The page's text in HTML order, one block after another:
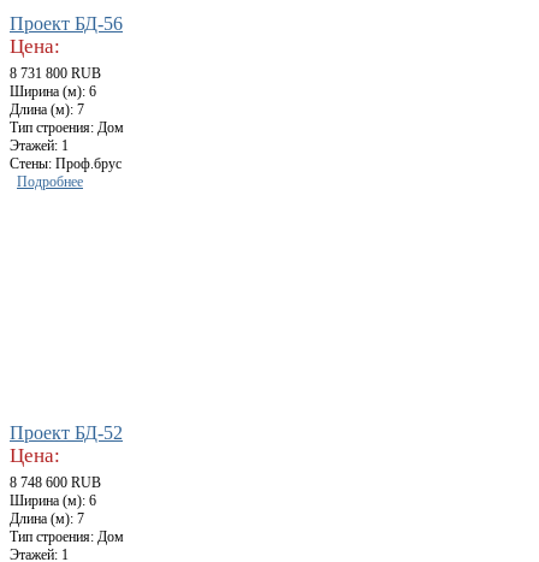
Проект БД-56
Цена:
8 731 800 RUB
Ширина (м): 6
Длина (м): 7
Тип строения: Дом
Этажей: 1
Стены: Проф.брус
Подробнее
Проект БД-52
Цена:
8 748 600 RUB
Ширина (м): 6
Длина (м): 7
Тип строения: Дом
Этажей: 1